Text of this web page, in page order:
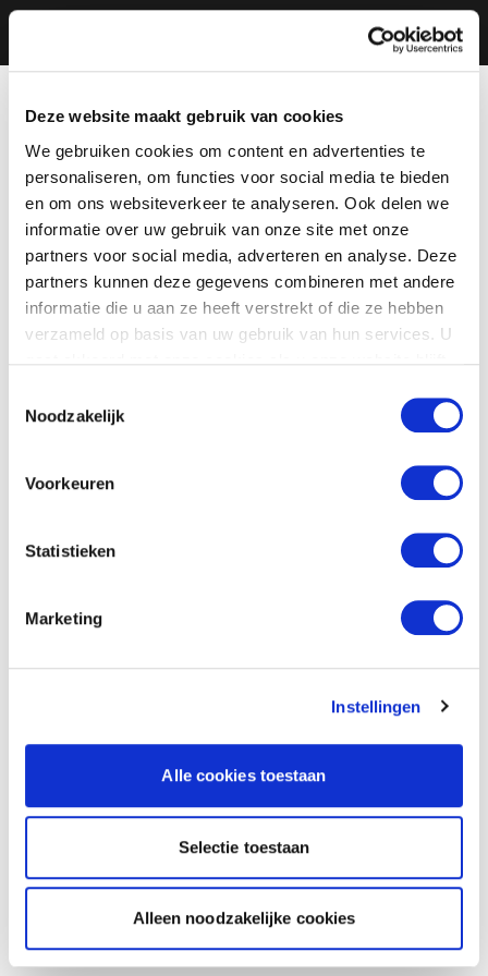
Deze website maakt gebruik van cookies
We gebruiken cookies om content en advertenties te
personaliseren, om functies voor social media te bieden
en om ons websiteverkeer te analyseren. Ook delen we
informatie over uw gebruik van onze site met onze
partners voor social media, adverteren en analyse. Deze
partners kunnen deze gegevens combineren met andere
informatie die u aan ze heeft verstrekt of die ze hebben
verzameld op basis van uw gebruik van hun services. U
Noodzakelijk
Voorkeuren
Statistieken
Marketing
Instellingen
Alle cookies toestaan
Selectie toestaan
Alleen noodzakelijke cookies